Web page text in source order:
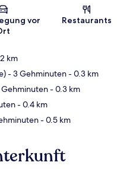
Karte
vor
Restaurants
km
- 3 Gehminuten- 0.3 km
- 0.3 km
- 0.4 km
- 0.5 km